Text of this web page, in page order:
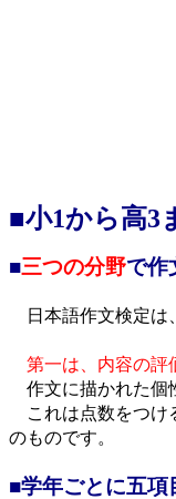
■小1から高3
■三つの分野で作
日本語作文検定は
第一は、内容の評
作文に描かれた個
これは点数をつけ
のものです。
■学年ごとに五